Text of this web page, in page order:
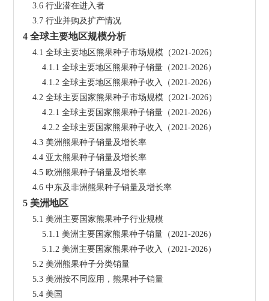
    3.6 行业潜在进入者
    3.7 行业并购及扩产情况
4 全球主要地区规模分析
    4.1 全球主要地区熊果种子市场规模（2021-2026）
        4.1.1 全球主要地区熊果种子销量（2021-2026）
        4.1.2 全球主要地区熊果种子收入（2021-2026）
    4.2 全球主要国家熊果种子市场规模（2021-2026）
        4.2.1 全球主要国家熊果种子销量（2021-2026）
        4.2.2 全球主要国家熊果种子收入（2021-2026）
    4.3 美洲熊果种子销量及增长率
    4.4 亚太熊果种子销量及增长率
    4.5 欧洲熊果种子销量及增长率
    4.6 中东及非洲熊果种子销量及增长率
5 美洲地区
    5.1 美洲主要国家熊果种子行业规模
        5.1.1 美洲主要国家熊果种子销量（2021-2026）
        5.1.2 美洲主要国家熊果种子收入（2021-2026）
    5.2 美洲熊果种子分类销量
    5.3 美洲按不同应用，熊果种子销量
    5.4 美国